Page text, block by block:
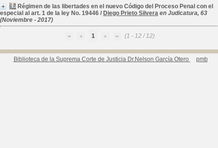
Régimen de las libertades en el nuevo Código del Proceso Penal con el
especial al art. 1 de la ley No. 19446 / Diego Prieto Silvera en Judicatura, 63
(Noviembre - 2017)
1 (1 - 12 / 12)
Biblioteca de la Suprema Corte de Justicia Dr.Nelson García Otero pmb